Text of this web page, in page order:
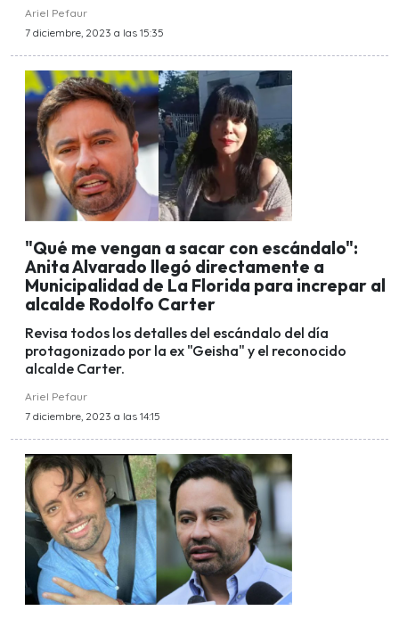
Ariel Pefaur
7 diciembre, 2023 a las 15:35
"Qué me vengan a sacar con escándalo":
Anita Alvarado llegó directamente a
Municipalidad de La Florida para increpar al
alcalde Rodolfo Carter
Revisa todos los detalles del escándalo del día
protagonizado por la ex "Geisha" y el reconocido
alcalde Carter.
Ariel Pefaur
7 diciembre, 2023 a las 14:15